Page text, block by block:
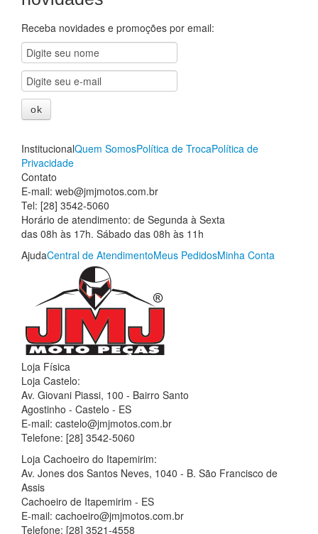
Receba novidades e promoções por email:
InstitucionalQuem SomosPolítica de TrocaPolítica de
Privacidade
Contato
E-mail: web@jmjmotos.com.br
Tel: [28] 3542-5060
Horário de atendimento: de Segunda à Sexta
das 08h às 17h. Sábado das 08h às 11h
AjudaCentral de AtendimentoMeus PedidosMinha Conta
Loja Física
Loja Castelo:
Av. Giovani Piassi, 100 - Bairro Santo
Agostinho - Castelo - ES
E-mail: castelo@jmjmotos.com.br
Telefone: [28] 3542-5060
Loja Cachoeiro do Itapemirim:
Av. Jones dos Santos Neves, 1040 - B. São Francisco de
Assis
Cachoeiro de Itapemirim - ES
E-mail: cachoeiro@jmjmotos.com.br
Telefone: [28] 3521-4558